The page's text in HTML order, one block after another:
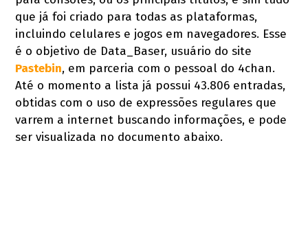
que já foi criado para todas as plataformas,
incluindo celulares e jogos em navegadores. Esse
é o objetivo de Data_Baser, usuário do site
Pastebin, em parceria com o pessoal do 4chan.
Até o momento a lista já possui 43.806 entradas,
obtidas com o uso de expressões regulares que
varrem a internet buscando informações, e pode
ser visualizada no documento abaixo.